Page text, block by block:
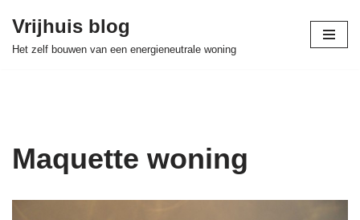
Skip
Vrijhuis blog
Het zelf bouwen van een energieneutrale woning
Maquette woning